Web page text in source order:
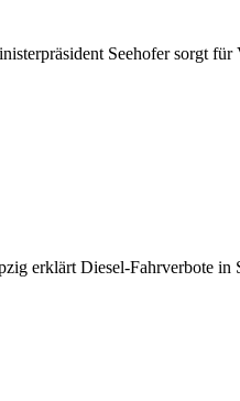
Seehofer sorgt
erklärt Diesel-Fahrverbote